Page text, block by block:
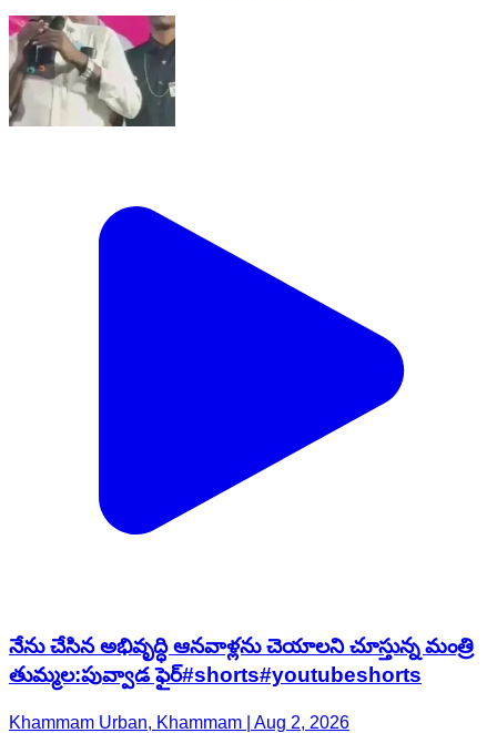
నేను చేసిన అభివృద్ధి ఆనవాళ్లను చెయాలని చూస్తున్న మంత్రి
తుమ్మల:పువ్వాడ ఫైర్#shorts#youtubeshorts
Khammam Urban, Khammam | Aug 2, 2026